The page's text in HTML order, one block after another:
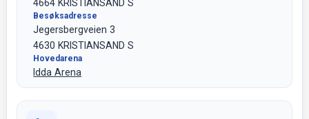
4664 KRISTIANSAND S
Besøksadresse
Jegersbergveien 3
4630 KRISTIANSAND S
Hovedarena
Idda Arena